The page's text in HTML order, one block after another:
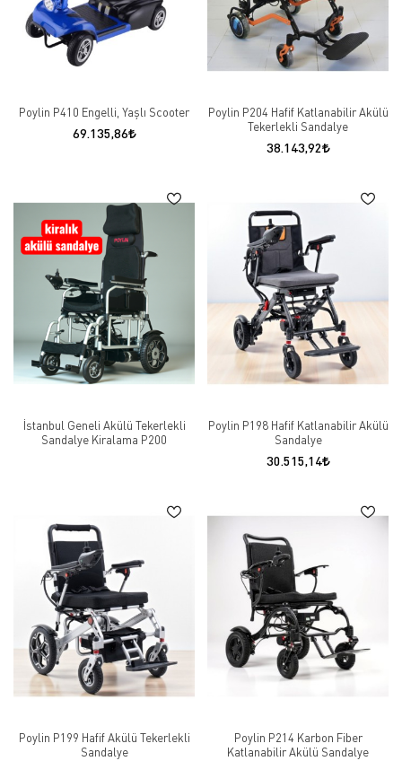
Poylin P410 Engelli, Yaşlı Scooter
69.135,86
Poylin P204 Hafif Katlanabilir Akülü
Tekerlekli Sandalye
38.143,92
İstanbul Geneli Akülü Tekerlekli
Sandalye Kiralama P200
Poylin P198 Hafif Katlanabilir Akülü
Sandalye
30.515,14
Poylin P199 Hafif Akülü Tekerlekli
Sandalye
Poylin P214 Karbon Fiber
Katlanabilir Akülü Sandalye